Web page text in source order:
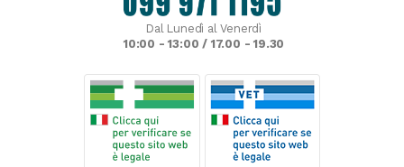
Dal Lunedì al Venerdì
10:00 - 13:00 / 17.00 - 19.30